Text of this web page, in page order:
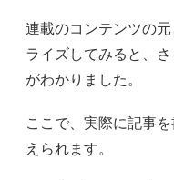
連載のコンテンツの
ライズしてみると、
がわかりました。
ここで、実際に記事
えられます。